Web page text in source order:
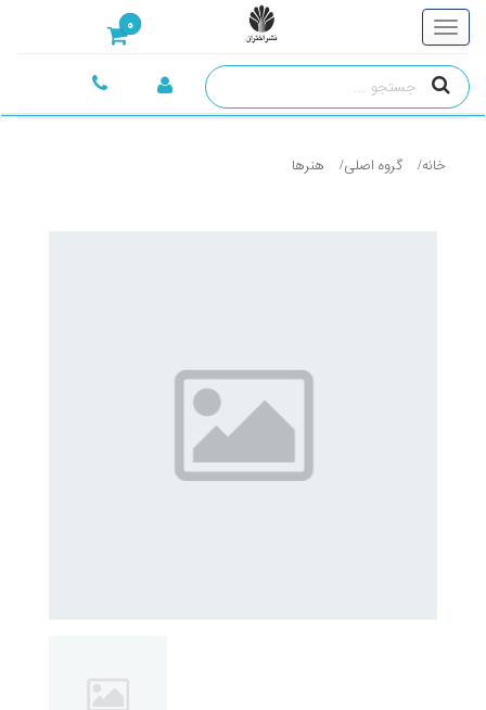
0
خانه گروه اصلی هنرها